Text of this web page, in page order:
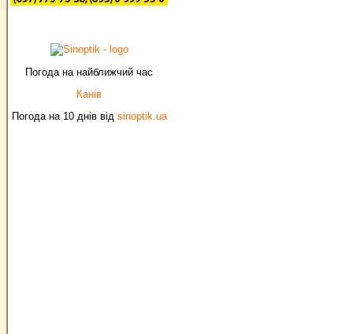
Погода на найближчий час
Канів
Погода на 10 днів від sinoptik.ua